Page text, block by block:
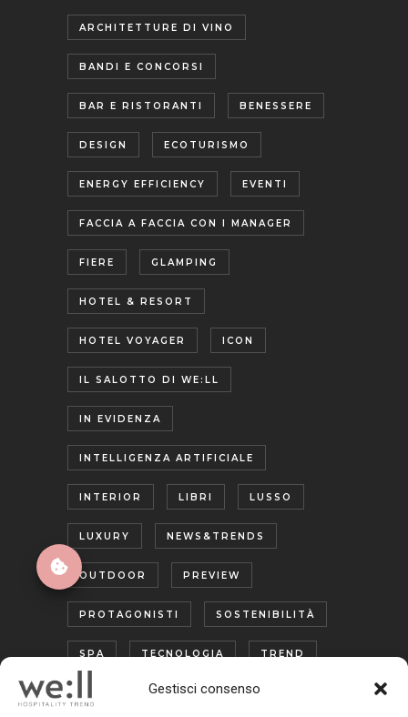
Gestisci consenso
ARCHITETTURE DI VINO
BANDI E CONCORSI
BAR E RISTORANTI BENESSERE
DESIGN ECOTURISMO
ENERGY EFFICIENCY EVENTI
FACCIA A FACCIA CON I MANAGER
FIERE GLAMPING
HOTEL & RESORT
HOTEL VOYAGER ICON
IL SALOTTO DI WE:LL
IN EVIDENZA
INTELLIGENZA ARTIFICIALE
INTERIOR LIBRI LUSSO
LUXURY NEWS&TRENDS
OUTDOOR PREVIEW
PROTAGONISTI SOSTENIBILITÀ
SPA TECNOLOGIA TREND
TURISMO ENOGASTRONOMICO